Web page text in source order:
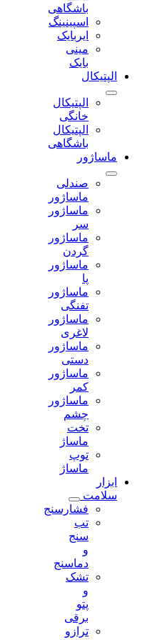
باشگاهی
اسپینینگ
ایربایک
مینی
الپتیکال
الپتیکال
خانگی
الپتیکال
باشگاهی
ماساژور
صندلی
ماساژور
ماساژور
ماساژور
ماساژور
ماساژور
تفنگی
ماساژور
لاغری
ماساژور
دستی
ماساژور
ماساژور
تخت
ماساژ
توپ
ماساژ
ابزار
سلامت
فشارسنج
دماسنج
تشک
ترازو